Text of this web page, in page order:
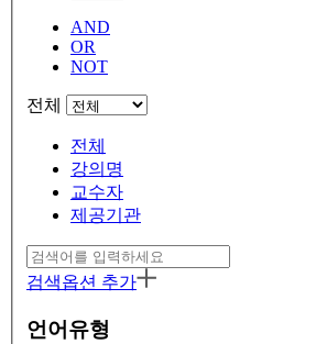
AND
OR
NOT
전체
전체
강의명
교수자
제공기관
검색옵션 추가
언어유형